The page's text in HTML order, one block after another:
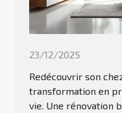
23/12/2025
Redécouvrir son
transformation en
vie. Une rénovation